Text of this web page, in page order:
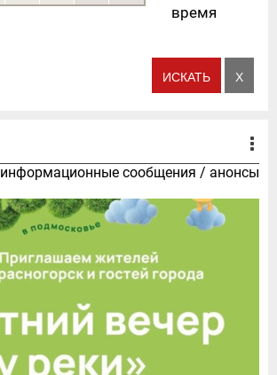
время
информационные сообщения / анонсы